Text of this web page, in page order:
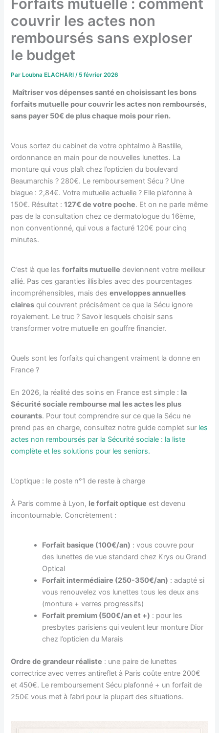
Forfaits mutuelle : comment
couvrir les actes non
remboursés sans exploser
le budget
Par Loubna ELACHARI/ 5 février 2026
Maîtriser vos dépenses santé en choisissant les bons
forfaits mutuelle pour couvrir les actes non remboursés,
sans payer 50€ de plus chaque mois pour rien.
Vous sortez du cabinet de votre ophtalmo à Bastille,
ordonnance en main pour de nouvelles lunettes. La
monture qui vous plaît chez l’opticien du boulevard
Beaumarchis ? 280€. Le remboursement Sécu ? Une
blague : 2,84€. Votre mutuelle actuelle ? Elle plafonne à
150€. Résultat :127€ de votre poche. Et on ne parle même
pas de la consultation chez ce dermatologue du 16ème,
non conventionné, qui vous a facturé 120€ pour cinq
minutes.
C’est là que lesforfaits mutuelle deviennent votre meilleur
allié. Pas ces garanties illisibles avec des pourcentages
incompréhensibles, mais desenveloppes annuelles
claires qui couvrent précisément ce que la Sécu ignore
royalement. Le truc ? Savoir lesquels choisir sans
transformer votre mutuelle en gouffre financier.
Quels sont les forfaits qui changent vraiment la donne en
France ?
En 2026, la réalité des soins en France est simple : la
Sécurité sociale rembourse mal les actes les plus
courants. Pour tout comprendre sur ce que la Sécu ne
prend pas en charge, consultez notre guide complet sur les
actes non remboursés par la Sécurité sociale : la liste
complète et les solutions pour les seniors.
L’optique : le poste n°1 de reste à charge
À Paris comme à Lyon, le forfait optique est devenu
incontournable. Concrètement :
Forfait basique (100€/an) : vous couvre pour
des lunettes de vue standard chez Krys ou Grand
Optical
Forfait intermédiaire (250-350€/an) : adapté si
vous renouvelez vos lunettes tous les deux ans
(monture + verres progressifs)
Forfait premium (500€/an et +) : pour les
presbytes parisiens qui veulent leur monture Dior
chez l’opticien du Marais
Ordre de grandeur réaliste : une paire de lunettes
correctrice avec verres antireflet à Paris coûte entre 200€
et 450€. Le remboursement Sécu plafonné + un forfait de
250€ vous met à l’abri pour la plupart des situations.